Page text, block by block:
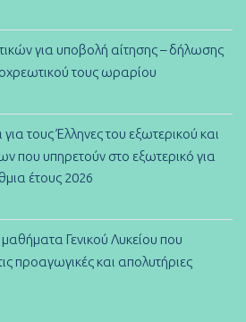
για υποβολή αίτησης – δήλωσης
τους ωραρίου
τους Έλληνες του εξωτερικού και
που υπηρετούν στο εξωτερικό για
έτους 2026
Γενικού Λυκείου που
προαγωγικές και απολυτήριες